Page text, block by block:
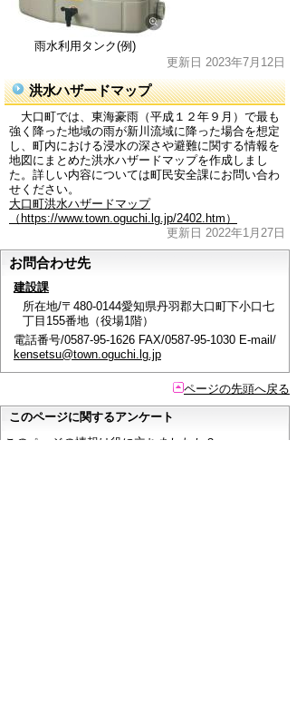
雨水利用タンク(例)
更新日 2023年7月12日
洪水ハザードマップ
大口町では、東海豪雨（平成１２年９月）で最も
強く降った地域の雨が新川流域に降った場合を想定
し、町内における浸水の深さや避難に関する情報を
地図にまとめた洪水ハザードマップを作成しまし
た。詳しい内容については町民安全課にお問い合わ
せください。
大口町洪水ハザードマップ
（https://www.town.oguchi.lg.jp/2402.htm）
更新日 2022年1月27日
お問合わせ先
建設課
所在地/〒480-0144愛知県丹羽郡大口町下小口七
丁目155番地（役場1階）
電話番号/0587-95-1626 FAX/0587-95-1030 E-mail/
kensetsu@town.oguchi.lg.jp
ページの先頭へ戻る
このページに関するアンケート
このページの情報は役に立ちましたか？